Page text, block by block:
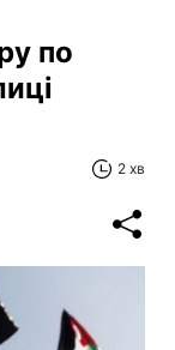
по
2 хв